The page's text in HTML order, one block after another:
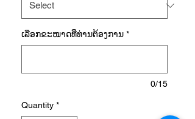
ເລືອກ​ຂະ​ໜາດ​ທີ່​ທ່ານ​ຕ້ອງ​ການ *
0/15
Quantity *